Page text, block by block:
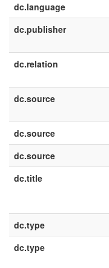
dc.language
dc.publisher
dc.relation
dc.source
dc.source
dc.source
dc.title
dc.type
dc.type